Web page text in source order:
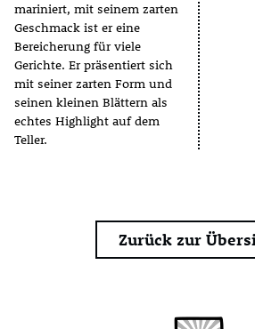
mariniert, mit seinem zarten
Geschmack ist er eine
Bereicherung für viele
Gerichte. Er präsentiert sich
mit seiner zarten Form und
seinen kleinen Blättern als
echtes Highlight auf dem
Teller.
Zurück zur